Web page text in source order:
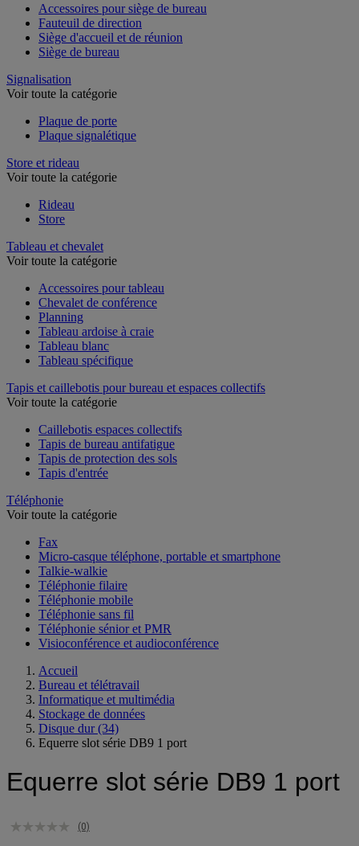
Accessoires pour siège de bureau
Fauteuil de direction
Siège d'accueil et de réunion
Siège de bureau
Signalisation
Voir toute la catégorie
Plaque de porte
Plaque signalétique
Store et rideau
Voir toute la catégorie
Rideau
Store
Tableau et chevalet
Voir toute la catégorie
Accessoires pour tableau
Chevalet de conférence
Planning
Tableau ardoise à craie
Tableau blanc
Tableau spécifique
Tapis et caillebotis pour bureau et espaces collectifs
Voir toute la catégorie
Caillebotis espaces collectifs
Tapis de bureau antifatigue
Tapis de protection des sols
Tapis d'entrée
Téléphonie
Voir toute la catégorie
Fax
Micro-casque téléphone, portable et smartphone
Talkie-walkie
Téléphonie filaire
Téléphonie mobile
Téléphonie sans fil
Téléphonie sénior et PMR
Visioconférence et audioconférence
Accueil
Bureau et télétravail
Informatique et multimédia
Stockage de données
Disque dur (34)
Equerre slot série DB9 1 port
Equerre slot série DB9 1 port
(0)